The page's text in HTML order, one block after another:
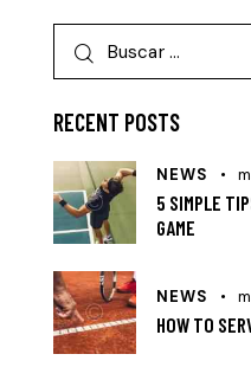
RECENT POSTS
NEWS
5 SIMPLE
GAME
NEWS
HOW TO